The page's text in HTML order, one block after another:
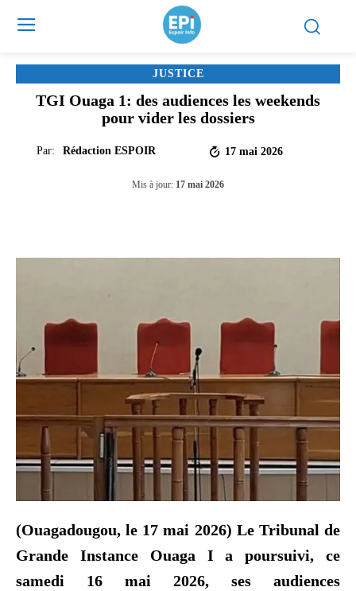
JUSTICE
TGI Ouaga 1: des audiences les weekends
pour vider les dossiers‎
Par: Rédaction ESPOIR 17 mai 2026
Mis à jour: 17 mai 2026
(Ouagadougou, le 17 mai 2026) ‎Le Tribunal de
Grande Instance Ouaga I a poursuivi, ce
samedi 16 mai 2026, ses audiences